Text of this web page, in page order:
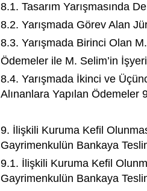
8.1. Tasarım Yarışmasında
8.2. Yarışmada Görev Alan
8.3. Yarışmada Birinci Olan
Ödemeler ile M. Selim’in
8.4. Yarışmada İkinci ve
Alınanlara Yapılan Ödemeler
9. İlişkili Kuruma Kefil
Gayrimenkulün Bankaya
9.1. İlişkili Kuruma Kefil
Gayrimenkulün Bankaya